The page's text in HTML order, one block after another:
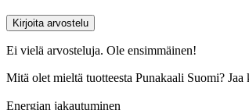
Kirjoita arvostelu
Ei vielä arvosteluja. Ole ensimmäinen!
Mitä olet mieltä tuotteesta Punakaali Suomi? Jaa
Energian jakautuminen